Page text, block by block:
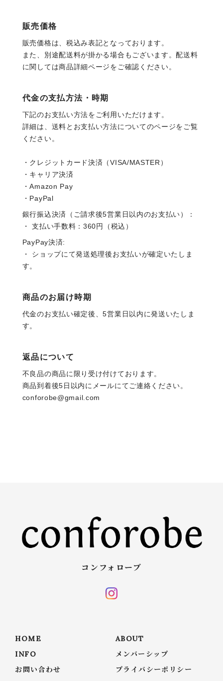
販売価格
販売価格は、税込み表記となっております。
また、別途配送料が掛かる場合もございます。配送料
に関しては商品詳細ページをご確認ください。
代金の支払方法・時期
下記のお支払い方法をご利用いただけます。
詳細は、送料とお支払い方法についてのページをご覧
ください。
・クレジットカード決済（VISA/MASTER）
・キャリア決済
・Amazon Pay
・PayPal
銀行振込決済（ご請求後5営業日以内のお支払い）：
・ 支払い手数料：360円（税込）
PayPay決済:
・ ショップにて発送処理後お支払いが確定いたしま
す。
商品のお届け時期
代金のお支払い確定後、5営業日以内に発送いたしま
す。
返品について
不良品の商品に限り受け付けております。
商品到着後5日以内にメールにてご連絡ください。
conforobe@gmail.com
コンフォローブ
HOME
ABOUT
INFO
メンバーシップ
お問い合わせ
プライバシーポリシー